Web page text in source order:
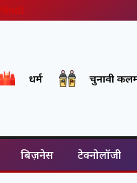
Hindi
धर्म चुनावी
बिज़नेस टेक्नोलॉजी